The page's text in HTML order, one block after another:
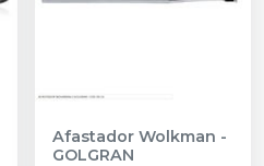
Afastador Wolkman -
GOLGRAN